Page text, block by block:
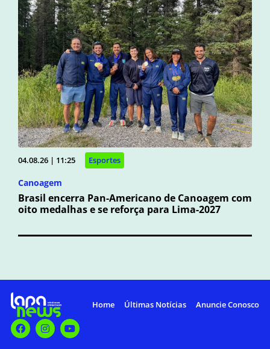
04.08.26 | 11:25 Esportes
Canoagem
Brasil encerra Pan-Americano de Canoagem com
oito medalhas e se reforça para Lima-2027
Home Últimas Notícias Anuncie Conosco